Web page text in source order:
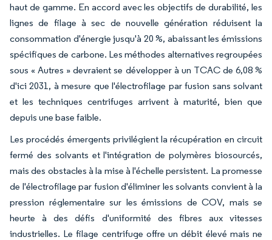
haut de gamme. En accord avec les objectifs de durabilité, les
lignes de filage à sec de nouvelle génération réduisent la
consommation d'énergie jusqu'à 20 %, abaissant les émissions
spécifiques de carbone. Les méthodes alternatives regroupées
sous « Autres » devraient se développer à un TCAC de 6,08 %
d'ici 2031, à mesure que l'électrofilage par fusion sans solvant
et les techniques centrifuges arrivent à maturité, bien que
depuis une base faible.
Les procédés émergents privilégient la récupération en circuit
fermé des solvants et l'intégration de polymères biosourcés,
mais des obstacles à la mise à l'échelle persistent. La promesse
de l'électrofilage par fusion d'éliminer les solvants convient à la
pression réglementaire sur les émissions de COV, mais se
heurte à des défis d'uniformité des fibres aux vitesses
industrielles. Le filage centrifuge offre un débit élevé mais ne